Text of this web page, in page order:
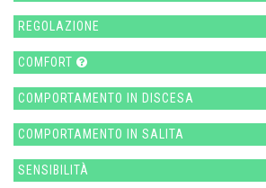
REGOLAZIONE
COMFORT
COMPORTAMENTO IN DISCESA
COMPORTAMENTO IN SALITA
SENSIBILITÀ